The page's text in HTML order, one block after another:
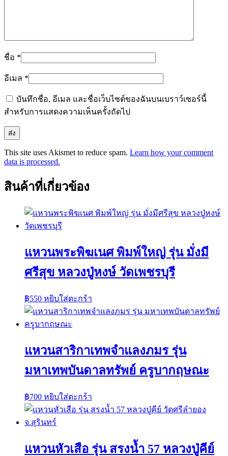
ชื่อ *
อีเมล *
บันทึกชื่อ, อีเมล และชื่อเว็บไซต์ของฉันบนเบราว์เซอร์นี้
สำหรับการแสดงความเห็นครั้งถัดไป
This site uses Akismet to reduce spam. Learn how your comment
data is processed.
สินค้าที่เกี่ยวข้อง
แหวนพระพิฆเนศ พิมพ์ใหญ่ รุ่น มั่งมี
ศรีสุข หลวงปู่หงษ์ วัดเพชรบุรี
฿550 หยิบใส่ตะกร้า
แหวนสาริกาเทพจำแลงภมร รุ่น
มหาเทพบันดาลทรัพย์ ครูบากฤษณะ
฿700 หยิบใส่ตะกร้า
แหวนหัวเสือ รุ่น สรงน้ำ 57 หลวงปู่คีย์